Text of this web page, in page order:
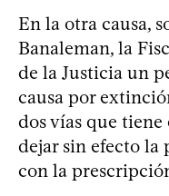
En la otra causa,
Banaleman, la
de la Justicia un
causa por
dos vías que
dejar sin efecto la
con la